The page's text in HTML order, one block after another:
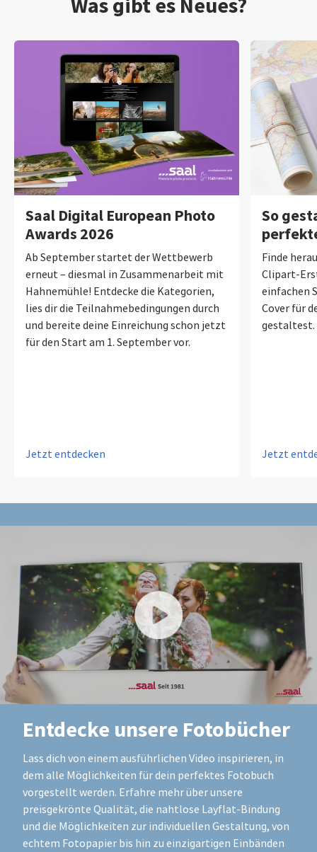
Saal Digital European Photo
Awards 2026
Ab September startet der Wettbewerb
erneut – diesmal in Zusammenarbeit mit
Hahnemühle! Entdecke die Kategorien,
lies dir die Teilnahmebedingungen durch
und bereite deine Einreichung schon jetzt
für den Start am 1. September vor.
Jetzt entdecken
So
Finde
Clipart-
einfachen
Cover für
gestaltest.
Jetzt
Entdecke unsere Fotobücher
Lass dich von einem ausführlichen Video inspirieren, in
dem alle Möglichkeiten für dein perfektes Fotobuch
vorgestellt werden. Erfahre mehr über unsere
preisgekrönte Qualität, die nahtlose Layflat-Bindung
und die Möglichkeiten zur individuellen Gestaltung, von
echtem Fotopapier bis hin zu einzigartigen Einbänden